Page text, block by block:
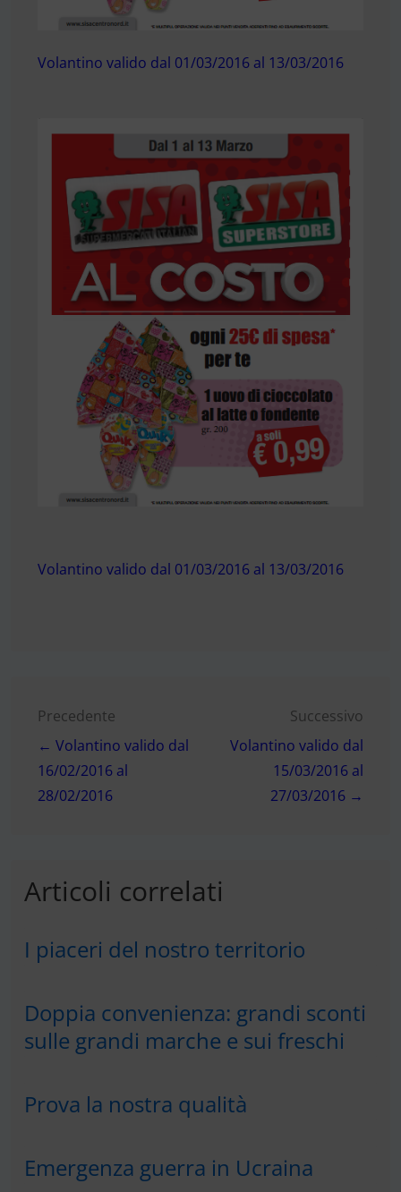
Volantino valido dal 01/03/2016 al 13/03/2016
Volantino valido dal 01/03/2016 al 13/03/2016
Navigazione
articoli
Precedente
← Volantino valido dal
16/02/2016 al
28/02/2016
Successivo
Volantino valido dal
15/03/2016 al
27/03/2016 →
Articoli correlati
I piaceri del nostro territorio
Doppia convenienza: grandi sconti
sulle grandi marche e sui freschi
Prova la nostra qualità
Emergenza guerra in Ucraina